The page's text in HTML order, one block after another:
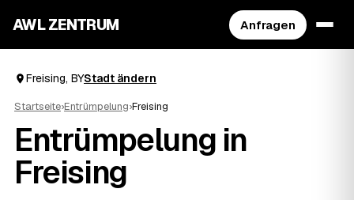
AWL ZENTRUM Anfragen
Freising, BYStadt ändern
Startseite›Entrümpelung›Freising
Entrümpelung in
Freising